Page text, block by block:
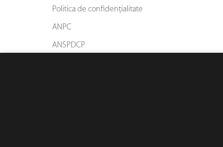
Politica de confidențialitate
ANPC
ANSPDCP